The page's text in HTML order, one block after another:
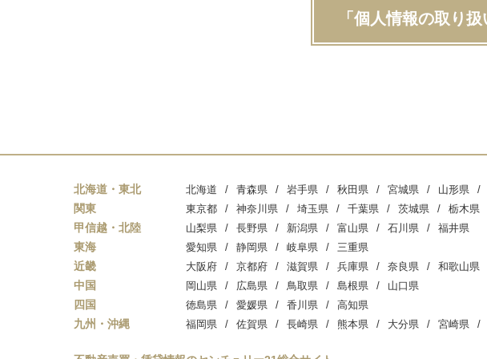
「個人情報の取り
北海道・東北 北海道 青森県 岩手県 秋田県 宮城県 山形県
関東 東京都 神奈川県 埼玉県 千葉県 茨城県 栃木県
甲信越・北陸 山梨県 長野県 新潟県 富山県 石川県 福井県
東海 愛知県 静岡県 岐阜県 三重県
近畿 大阪府 京都府 滋賀県 兵庫県 奈良県 和歌山県
中国 岡山県 広島県 鳥取県 島根県 山口県
四国 徳島県 愛媛県 香川県 高知県
九州・沖縄 福岡県 佐賀県 長崎県 熊本県 大分県 宮崎県